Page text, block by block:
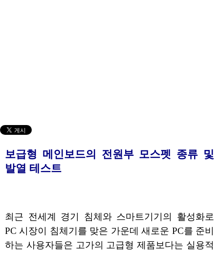
보급형 메인보드의 전원부 모스펫 종류 및
발열 테스트
최근 전세계 경기 침체와 스마트기기의 활성화로
PC 시장이 침체기를 맞은 가운데 새로운 PC를 준비
하는 사용자들은 고가의 고급형 제품보다는 실용적